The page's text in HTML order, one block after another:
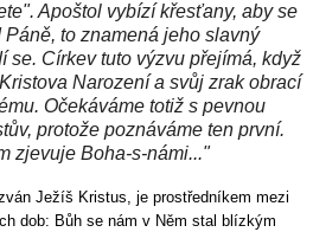
Apoštol vybízí křesťany, aby se
to znamená jeho slavný
se. Církev tuto výzvu přejímá, když
Narození a svůj zrak obrací
Očekáváme totiž s pevnou
protože poznáváme ten první.
zjevuje Boha-s-námi..."
Ježíš Kristus, je prostředníkem mezi
dob: Bůh se nám v Něm stal blízkým